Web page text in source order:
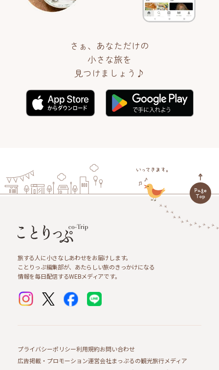
さぁ、あなただけの
小さな旅を
見つけましょう♪
旅する人に小さなしあわせをお届けします。
ことりっぷ編集部が、あたらしい旅のきっかけになる
情報を毎日配信するWEBメディアです。
プライバシーポリシー利用規約お問い合わせ
広告掲載・プロモーション運営会社まっぷるの観光旅行メディア